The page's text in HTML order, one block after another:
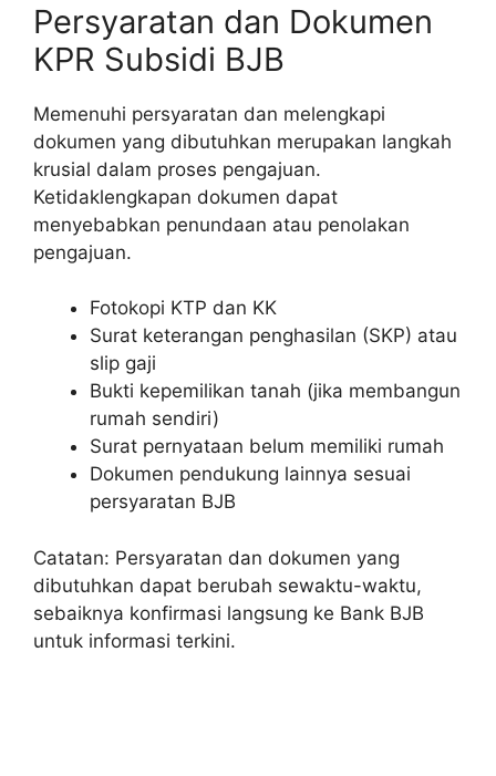
Persyaratan dan Dokumen
KPR Subsidi BJB
Memenuhi persyaratan dan melengkapi
dokumen yang dibutuhkan merupakan langkah
krusial dalam proses pengajuan.
Ketidaklengkapan dokumen dapat
menyebabkan penundaan atau penolakan
pengajuan.
Fotokopi KTP dan KK
Surat keterangan penghasilan (SKP) atau
slip gaji
Bukti kepemilikan tanah (jika membangun
rumah sendiri)
Surat pernyataan belum memiliki rumah
Dokumen pendukung lainnya sesuai
persyaratan BJB
Catatan: Persyaratan dan dokumen yang
dibutuhkan dapat berubah sewaktu-waktu,
sebaiknya konfirmasi langsung ke Bank BJB
untuk informasi terkini.